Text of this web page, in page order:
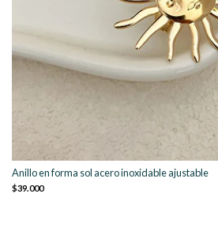
Anillo en forma sol acero inoxidable ajustable
$39.000